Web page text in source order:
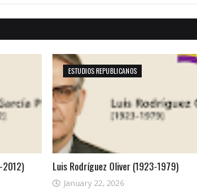
2012)
ESTUDIOS REPUBLICANOS
Luis Rodríguez Oliver (1923-1979)
January 22, 2026